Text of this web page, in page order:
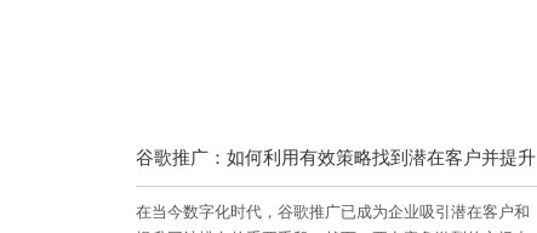
谷歌推广：如何利用有效策略找到潜在客户并提升
网站排名
在当今数字化时代，谷歌推广已成为企业吸引潜在客户和